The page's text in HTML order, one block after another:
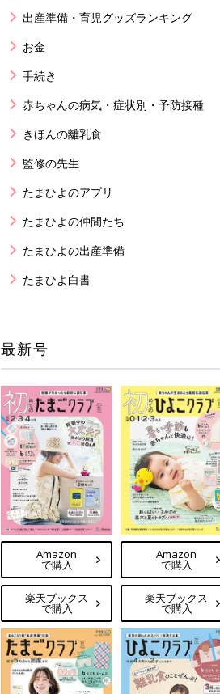
出産準備・育児グッズランキング
お金
手続き
赤ちゃんの病気・症状別・予防接種
きほんの離乳食
監修の先生
たまひよのアプリ
たまひよの仲間たち
たまひよの出産準備
たまひよ白書
最新号
Amazon
で購入
楽天ブックス
で購入
Amazon
で購入
楽天ブックス
で購入